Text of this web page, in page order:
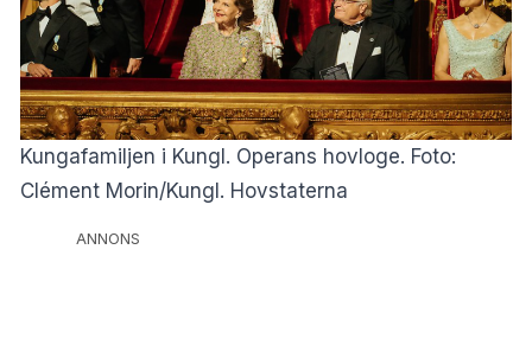
Kungafamiljen i Kungl. Operans hovloge. Foto:
Clément Morin/Kungl. Hovstaterna
ANNONS